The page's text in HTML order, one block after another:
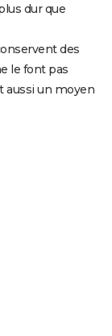
dur que
des
le font pas
aussi un moyen